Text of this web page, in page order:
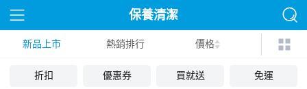
保養清潔
新品上市 熱銷排行 價格
折扣 優惠券 買就送 免運